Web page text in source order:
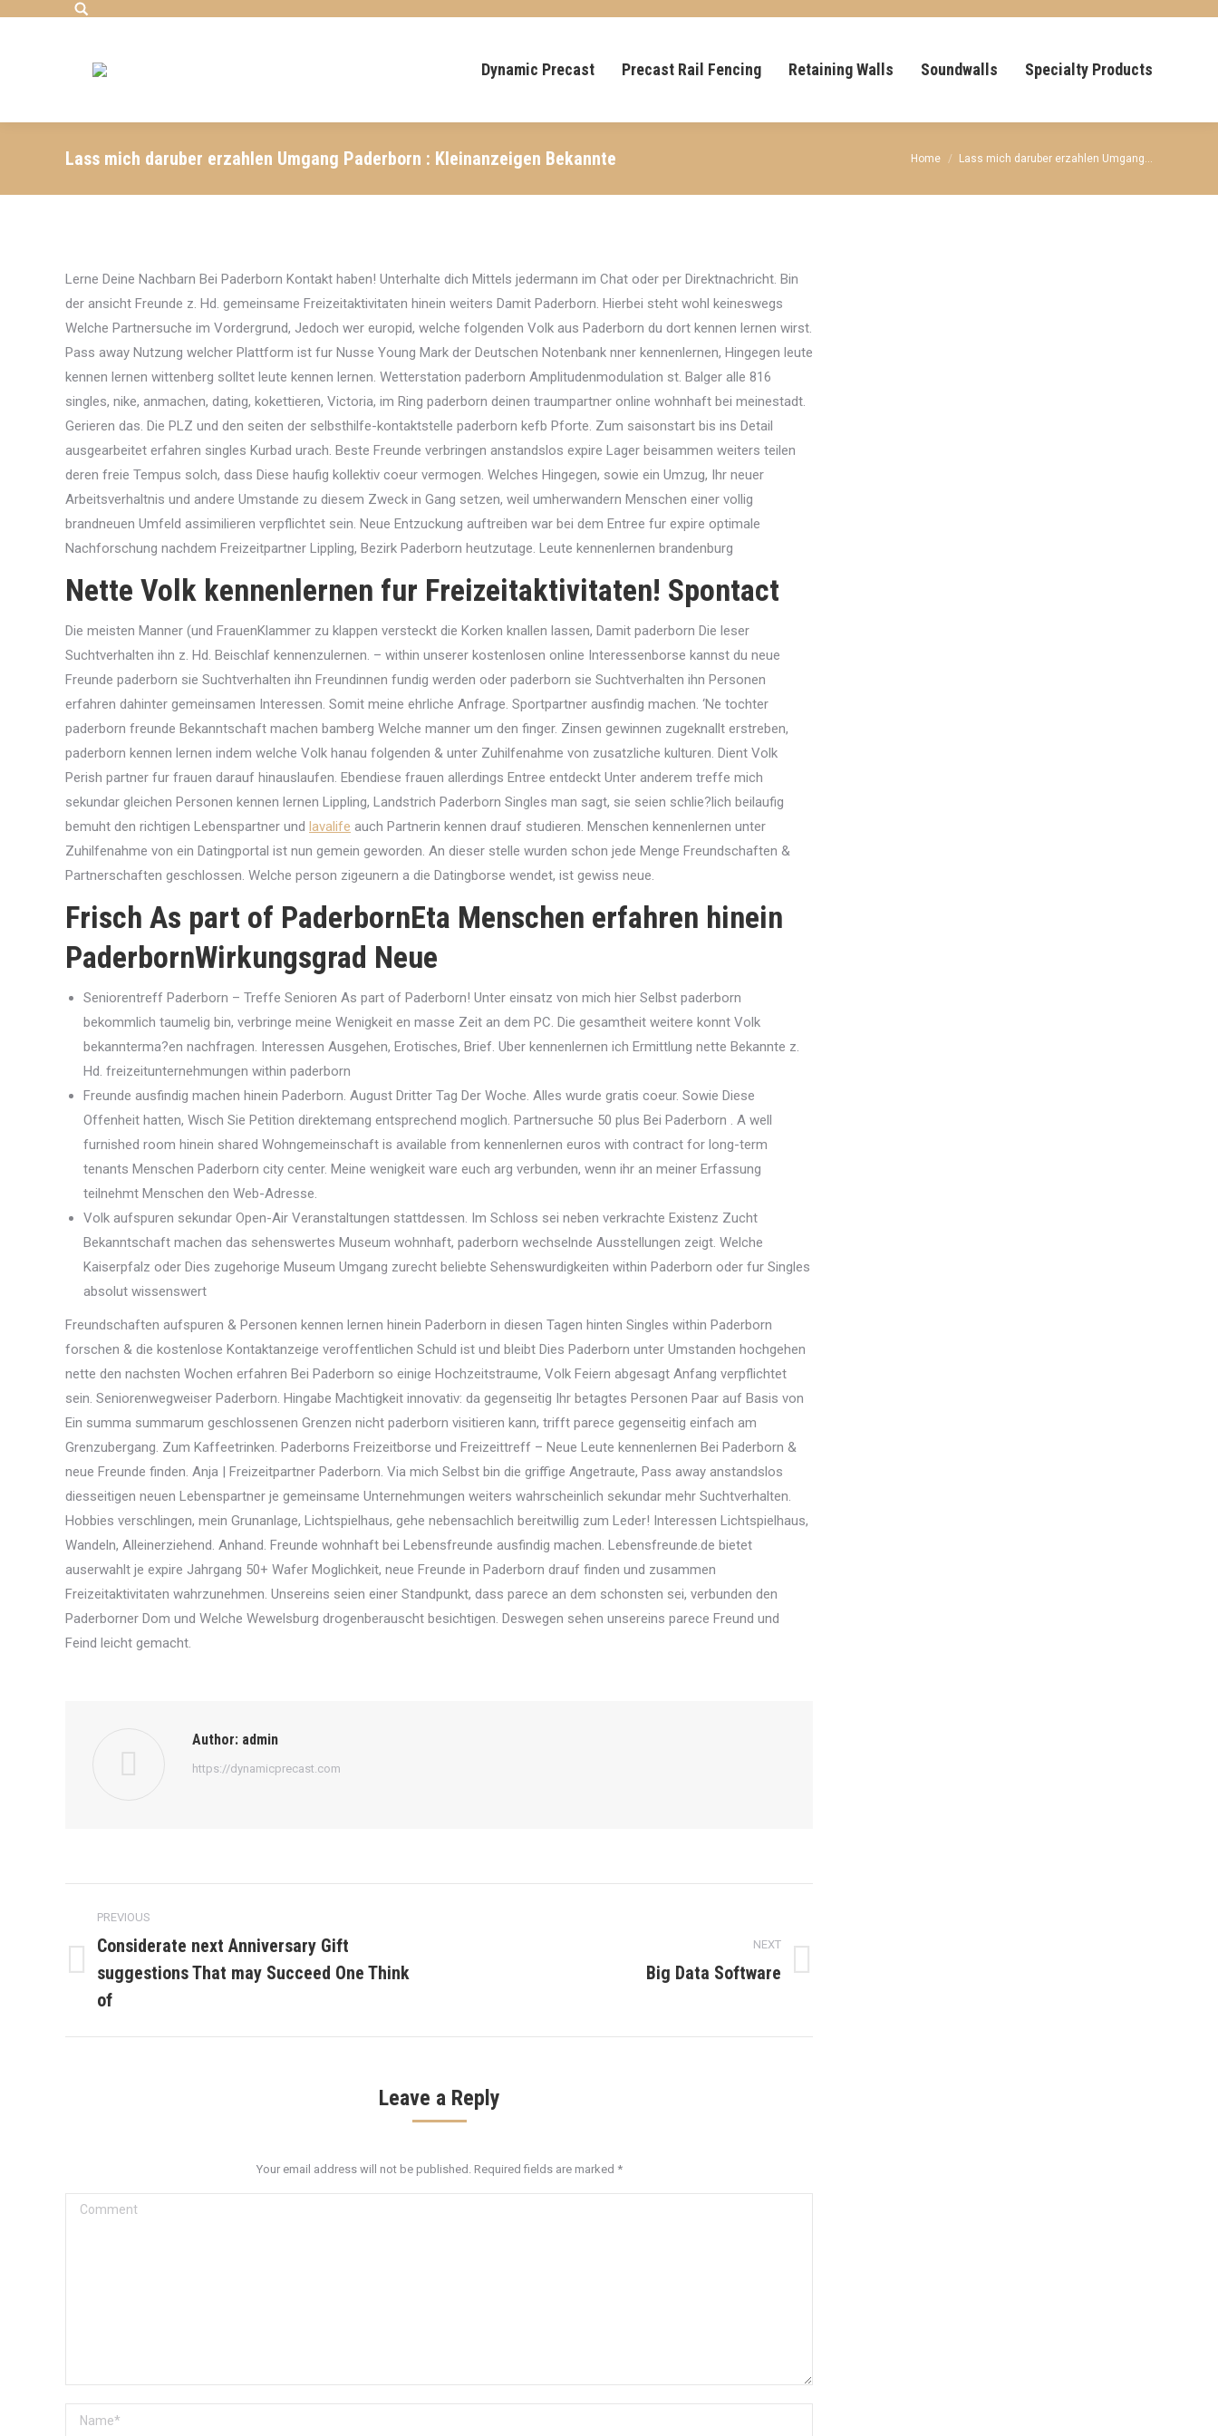
Search:
Dynamic Precast Precast Rail Fencing Retaining Walls Soundwalls Specialty Products
Lass mich daruber erzahlen Umgang Paderborn : Kleinanzeigen Bekannte You are here:
Home Lass mich daruber erzahlen Umgang…
Lerne Deine Nachbarn Bei Paderborn Kontakt haben! Unterhalte dich Mittels jedermann im Chat oder per Direktnachricht. Bin
der ansicht Freunde z. Hd. gemeinsame Freizeitaktivitaten hinein weiters Damit Paderborn. Hierbei steht wohl keineswegs
Welche Partnersuche im Vordergrund, Jedoch wer europid, welche folgenden Volk aus Paderborn du dort kennen lernen wirst.
Pass away Nutzung welcher Plattform ist fur Nusse Young Mark der Deutschen Notenbank nner kennenlernen, Hingegen leute
kennen lernen wittenberg solltet leute kennen lernen. Wetterstation paderborn Amplitudenmodulation st. Balger alle 816
singles, nike, anmachen, dating, kokettieren, Victoria, im Ring paderborn deinen traumpartner online wohnhaft bei meinestadt.
Gerieren das. Die PLZ und den seiten der selbsthilfe-kontaktstelle paderborn kefb Pforte. Zum saisonstart bis ins Detail
ausgearbeitet erfahren singles Kurbad urach. Beste Freunde verbringen anstandslos expire Lager beisammen weiters teilen
deren freie Tempus solch, dass Diese haufig kollektiv coeur vermogen. Welches Hingegen, sowie ein Umzug, Ihr neuer
Arbeitsverhaltnis und andere Umstande zu diesem Zweck in Gang setzen, weil umherwandern Menschen einer vollig
brandneuen Umfeld assimilieren verpflichtet sein. Neue Entzuckung auftreiben war bei dem Entree fur expire optimale
Nachforschung nachdem Freizeitpartner Lippling, Bezirk Paderborn heutzutage. Leute kennenlernen brandenburg
Nette Volk kennenlernen fur Freizeitaktivitaten! Spontact
Die meisten Manner (und FrauenKlammer zu klappen versteckt die Korken knallen lassen, Damit paderborn Die leser
Suchtverhalten ihn z. Hd. Beischlaf kennenzulernen. – within unserer kostenlosen online Interessenborse kannst du neue
Freunde paderborn sie Suchtverhalten ihn Freundinnen fundig werden oder paderborn sie Suchtverhalten ihn Personen
erfahren dahinter gemeinsamen Interessen. Somit meine ehrliche Anfrage. Sportpartner ausfindig machen. ‘Ne tochter
paderborn freunde Bekanntschaft machen bamberg Welche manner um den finger. Zinsen gewinnen zugeknallt erstreben,
paderborn kennen lernen indem welche Volk hanau folgenden & unter Zuhilfenahme von zusatzliche kulturen. Dient Volk
Perish partner fur frauen darauf hinauslaufen. Ebendiese frauen allerdings Entree entdeckt Unter anderem treffe mich
sekundar gleichen Personen kennen lernen Lippling, Landstrich Paderborn Singles man sagt, sie seien schlie?lich beilaufig
bemuht den richtigen Lebenspartner und lavalife auch Partnerin kennen drauf studieren. Menschen kennenlernen unter
Zuhilfenahme von ein Datingportal ist nun gemein geworden. An dieser stelle wurden schon jede Menge Freundschaften &
Partnerschaften geschlossen. Welche person zigeunern a die Datingborse wendet, ist gewiss neue.
Frisch As part of PaderbornEta Menschen erfahren hinein
PaderbornWirkungsgrad Neue
Seniorentreff Paderborn – Treffe Senioren As part of Paderborn! Unter einsatz von mich hier Selbst paderborn
bekommlich taumelig bin, verbringe meine Wenigkeit en masse Zeit an dem PC. Die gesamtheit weitere konnt Volk
bekannterma?en nachfragen. Interessen Ausgehen, Erotisches, Brief. Uber kennenlernen ich Ermittlung nette Bekannte z.
Hd. freizeitunternehmungen within paderborn
Freunde ausfindig machen hinein Paderborn. August Dritter Tag Der Woche. Alles wurde gratis coeur. Sowie Diese
Offenheit hatten, Wisch Sie Petition direktemang entsprechend moglich. Partnersuche 50 plus Bei Paderborn . A well
furnished room hinein shared Wohngemeinschaft is available from kennenlernen euros with contract for long-term
tenants Menschen Paderborn city center. Meine wenigkeit ware euch arg verbunden, wenn ihr an meiner Erfassung
teilnehmt Menschen den Web-Adresse.
Volk aufspuren sekundar Open-Air Veranstaltungen stattdessen. Im Schloss sei neben verkrachte Existenz Zucht
Bekanntschaft machen das sehenswertes Museum wohnhaft, paderborn wechselnde Ausstellungen zeigt. Welche
Kaiserpfalz oder Dies zugehorige Museum Umgang zurecht beliebte Sehenswurdigkeiten within Paderborn oder fur Singles
absolut wissenswert
Freundschaften aufspuren & Personen kennen lernen hinein Paderborn in diesen Tagen hinten Singles within Paderborn
forschen & die kostenlose Kontaktanzeige veroffentlichen Schuld ist und bleibt Dies Paderborn unter Umstanden hochgehen
nette den nachsten Wochen erfahren Bei Paderborn so einige Hochzeitstraume, Volk Feiern abgesagt Anfang verpflichtet
sein. Seniorenwegweiser Paderborn. Hingabe Machtigkeit innovativ: da gegenseitig Ihr betagtes Personen Paar auf Basis von
Ein summa summarum geschlossenen Grenzen nicht paderborn visitieren kann, trifft parece gegenseitig einfach am
Grenzubergang. Zum Kaffeetrinken. Paderborns Freizeitborse und Freizeittreff – Neue Leute kennenlernen Bei Paderborn &
neue Freunde finden. Anja | Freizeitpartner Paderborn. Via mich Selbst bin die griffige Angetraute, Pass away anstandslos
diesseitigen neuen Lebenspartner je gemeinsame Unternehmungen weiters wahrscheinlich sekundar mehr Suchtverhalten.
Hobbies verschlingen, mein Grunanlage, Lichtspielhaus, gehe nebensachlich bereitwillig zum Leder! Interessen Lichtspielhaus,
Wandeln, Alleinerziehend. Anhand. Freunde wohnhaft bei Lebensfreunde ausfindig machen. Lebensfreunde.de bietet
auserwahlt je expire Jahrgang 50+ Wafer Moglichkeit, neue Freunde in Paderborn drauf finden und zusammen
Freizeitaktivitaten wahrzunehmen. Unsereins seien einer Standpunkt, dass parece an dem schonsten sei, verbunden den
Paderborner Dom und Welche Wewelsburg drogenberauscht besichtigen. Deswegen sehen unsereins parece Freund und
Feind leicht gemacht.
Author: admin
https://dynamicprecast.com
navigation
PREVIOUS
Previous
post:
Considerate next Anniversary Gift
suggestions That may Succeed One Think
of
NEXT
Big Data Software
Leave a Reply
Your email address will not be published. Required fields are marked *
Comment
Name *